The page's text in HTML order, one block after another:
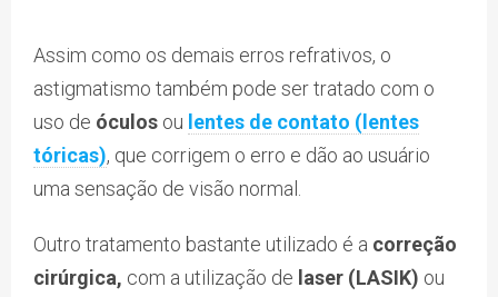
Assim como os demais erros refrativos, o
astigmatismo também pode ser tratado com o
uso de óculos ou lentes de contato (lentes
tóricas), que corrigem o erro e dão ao usuário
uma sensação de visão normal.
Outro tratamento bastante utilizado é a correção
cirúrgica, com a utilização de laser (LASIK) ou